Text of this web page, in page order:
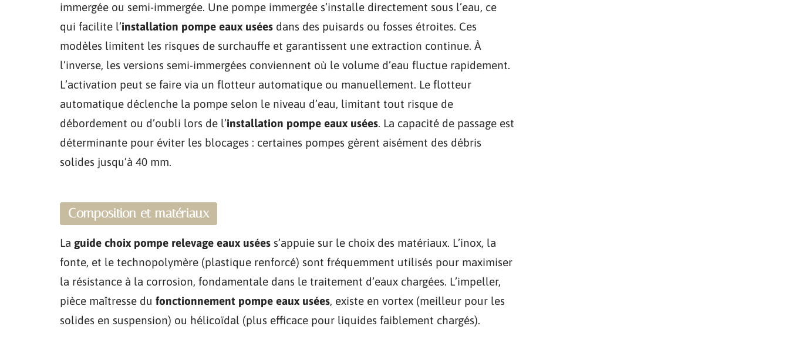
immergée ou semi-immergée. Une pompe immergée s’installe directement sous l’eau, ce
qui facilite l’installation pompe eaux usées dans des puisards ou fosses étroites. Ces
modèles limitent les risques de surchauffe et garantissent une extraction continue. À
l’inverse, les versions semi-immergées conviennent où le volume d’eau fluctue rapidement.
L’activation peut se faire via un flotteur automatique ou manuellement. Le flotteur
automatique déclenche la pompe selon le niveau d’eau, limitant tout risque de
débordement ou d’oubli lors de l’installation pompe eaux usées. La capacité de passage est
déterminante pour éviter les blocages : certaines pompes gèrent aisément des débris
solides jusqu’à 40 mm.
Composition et matériaux
La guide choix pompe relevage eaux usées s’appuie sur le choix des matériaux. L’inox, la
fonte, et le technopolymère (plastique renforcé) sont fréquemment utilisés pour maximiser
la résistance à la corrosion, fondamentale dans le traitement d’eaux chargées. L’impeller,
pièce maîtresse du fonctionnement pompe eaux usées, existe en vortex (meilleur pour les
solides en suspension) ou hélicoïdal (plus efficace pour liquides faiblement chargés).